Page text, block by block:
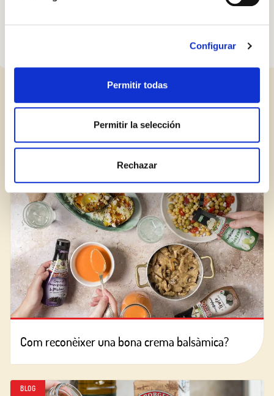
Configurar
Permitir todas
Permitir la selección
Rechazar
ENTRADES RELACIONADES
Com reconèixer una bona crema balsàmica?
BLOG